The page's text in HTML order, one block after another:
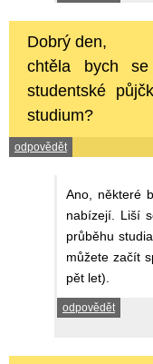
Dobrý den,
chtěla bych
studentské
studium?
odpovědět
Ano, některé
nabízejí. Liší
průběhu
můžete začít
pět let).
odpovědět